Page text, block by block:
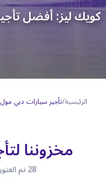
كويك ليز: أفضل
الرئيسية/تأجير سيارات دبي مول
مخزوننا
28تم